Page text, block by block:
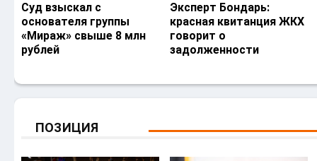
Суд взыскал с
основателя группы
«Мираж» свыше 8 млн
рублей
Эксперт Бондарь:
красная квитанция ЖКХ
говорит о
задолженности
ПОЗИЦИЯ